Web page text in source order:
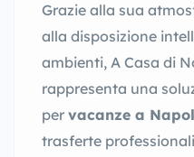
Grazie alla sua
alla disposizione
ambienti, A Casa di
rappresenta una
per vacanze a
trasferte